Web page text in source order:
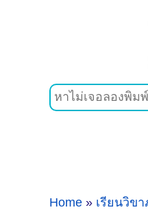
Home » เรียนวิขาภาษาไ